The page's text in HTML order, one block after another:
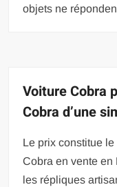
objets ne
Voiture Cobra
Cobra d’une
Le prix constitue
Cobra en vente en
les répliques